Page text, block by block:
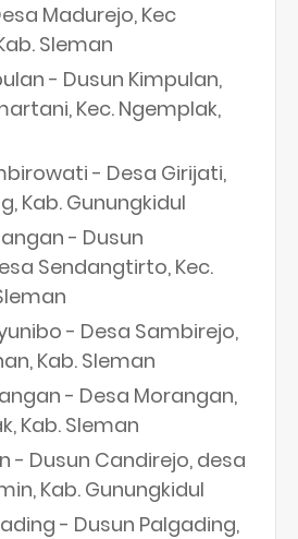
Madurejo, Kec
Sleman
- Dusun Kimpulan,
Kec. Ngemplak,
- Desa Girijati,
Kab. Gunungkidul
- Dusun
Sendangtirto, Kec.
- Desa Sambirejo,
Kab. Sleman
- Desa Morangan,
Kab. Sleman
- Dusun Candirejo, desa
Kab. Gunungkidul
- Dusun Palgading,